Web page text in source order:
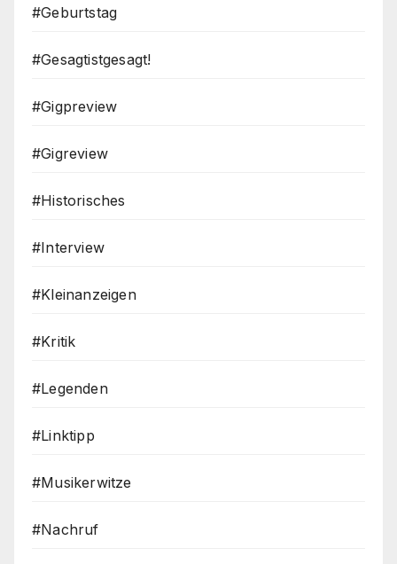
#Geburtstag
#Gesagtistgesagt!
#Gigpreview
#Gigreview
#Historisches
#Interview
#Kleinanzeigen
#Kritik
#Legenden
#Linktipp
#Musikerwitze
#Nachruf